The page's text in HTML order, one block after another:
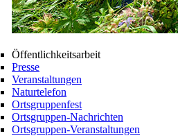
Öffentlichkeitsarbeit
Presse
Veranstaltungen
Naturtelefon
Ortsgruppenfest
Ortsgruppen-Nachrichten
Ortsgruppen-Veranstaltungen